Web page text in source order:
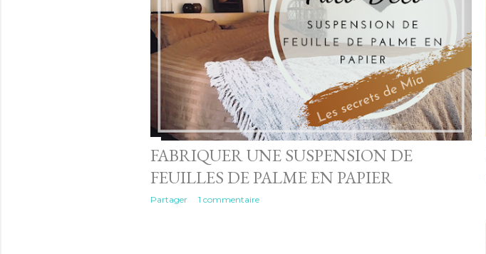
FABRIQUER UNE SUSPENSION DE
FEUILLES DE PALME EN PAPIER
Partager 1 commentaire